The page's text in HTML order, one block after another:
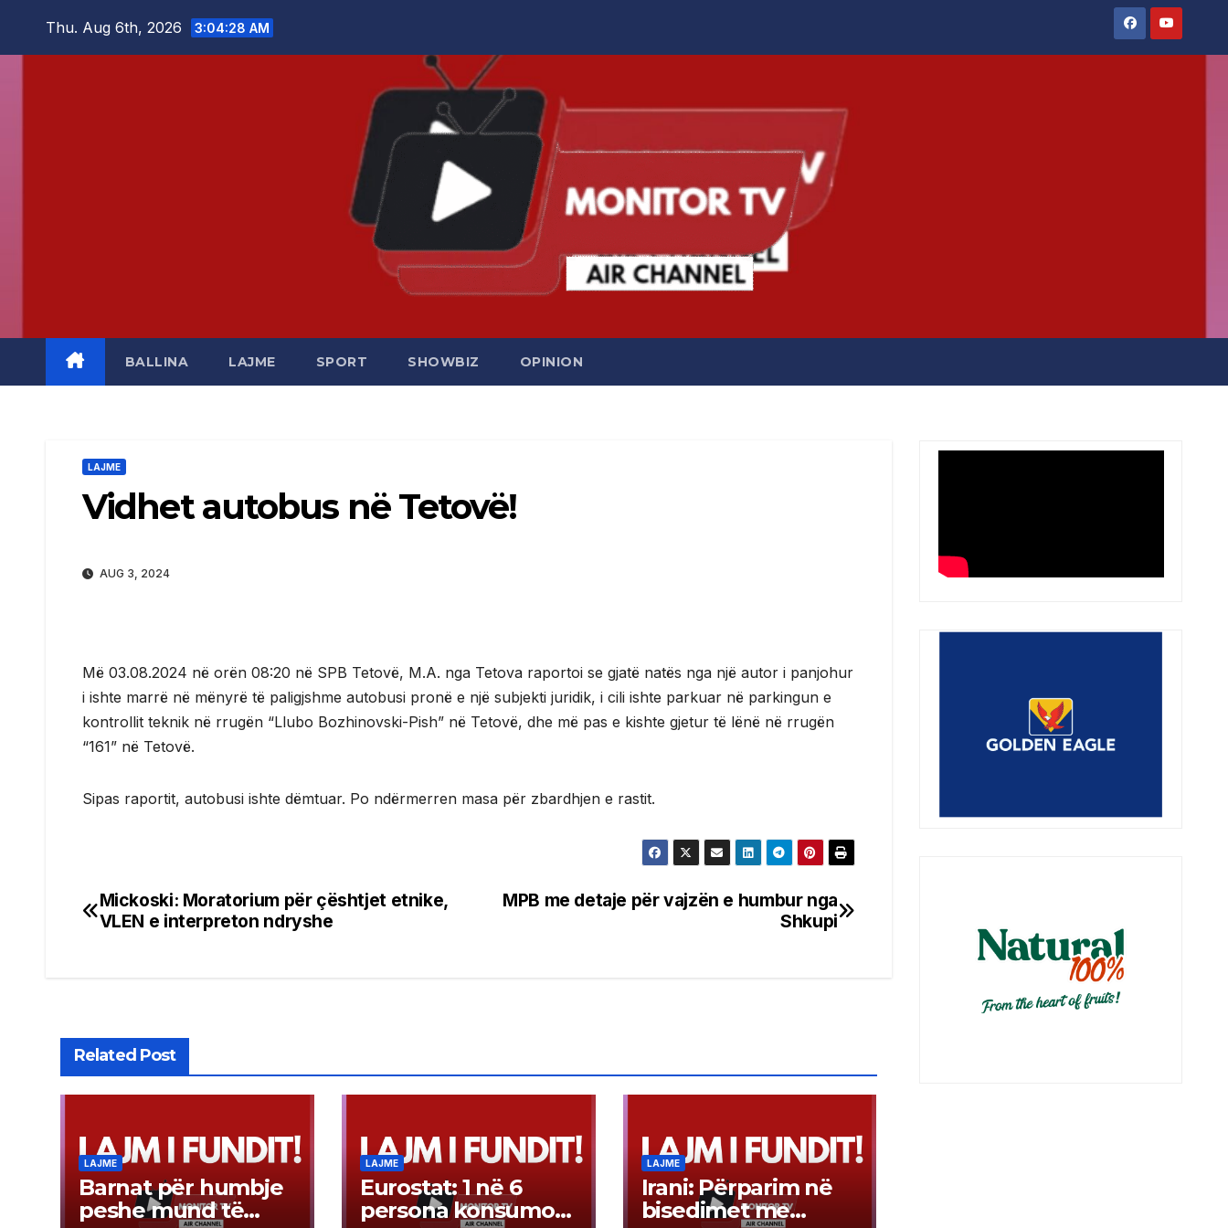
Thu. Aug 6th, 2026 3:04:29 AM
BALLINA LAJME SPORT SHOWBIZ OPINION
LAJME
Vidhet autobus në Tetovë!
AUG 3, 2024
Më 03.08.2024 në orën 08:20 në SPB Tetovë, M.A. nga Tetova raportoi se gjatë natës nga një autor i panjohur
i ishte marrë në mënyrë të paligjshme autobusi pronë e një subjekti juridik, i cili ishte parkuar në parkingun e
kontrollit teknik në rrugën “Llubo Bozhinovski-Pish” në Tetovë, dhe më pas e kishte gjetur të lënë në rrugën
“161” në Tetovë.
Sipas raportit, autobusi ishte dëmtuar. Po ndërmerren masa për zbardhjen e rastit.
Post
MPB me detaje për vajzën e humbur nga
Shkupi
Mickoski: Moratorium për çështjet etnike,
VLEN e interpreton ndryshe
Related Post
LAJME
Barnat për humbje
peshe mund të
LAJME
Eurostat: 1 në 6
persona konsumon
LAJME
Irani: Përparim në
bisedimet me